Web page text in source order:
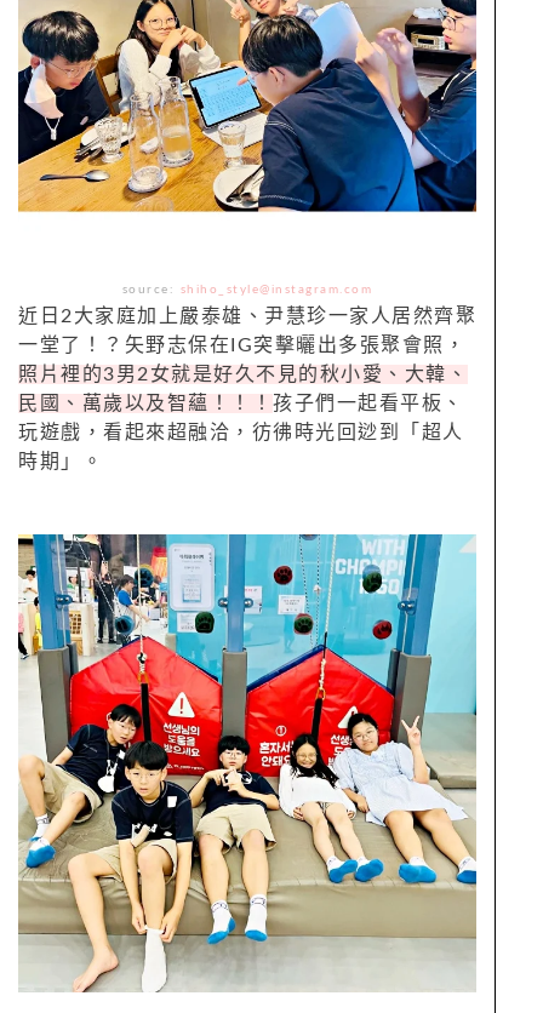
source: shiho_style@instagram.com
近日2大家庭加上嚴泰雄、尹慧珍一家人居然齊聚
一堂了！？矢野志保在IG突擊曬出多張聚會照，
照片裡的3男2女就是好久不見的秋小愛、大韓、
民國、萬歲以及智蘊！！！ 孩子們一起看平板、
玩遊戲，看起來超融洽，彷彿時光回逤到「超人
時期」。